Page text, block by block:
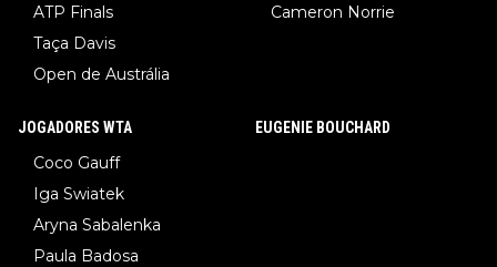
ATP Finals
Taça Davis
Open de Austrália
Cameron Norrie
JOGADORES WTA
Coco Gauff
Iga Swiatek
Aryna Sabalenka
Paula Badosa
EUGENIE BOUCHARD